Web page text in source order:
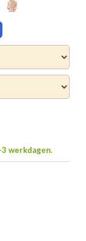
werkdagen.